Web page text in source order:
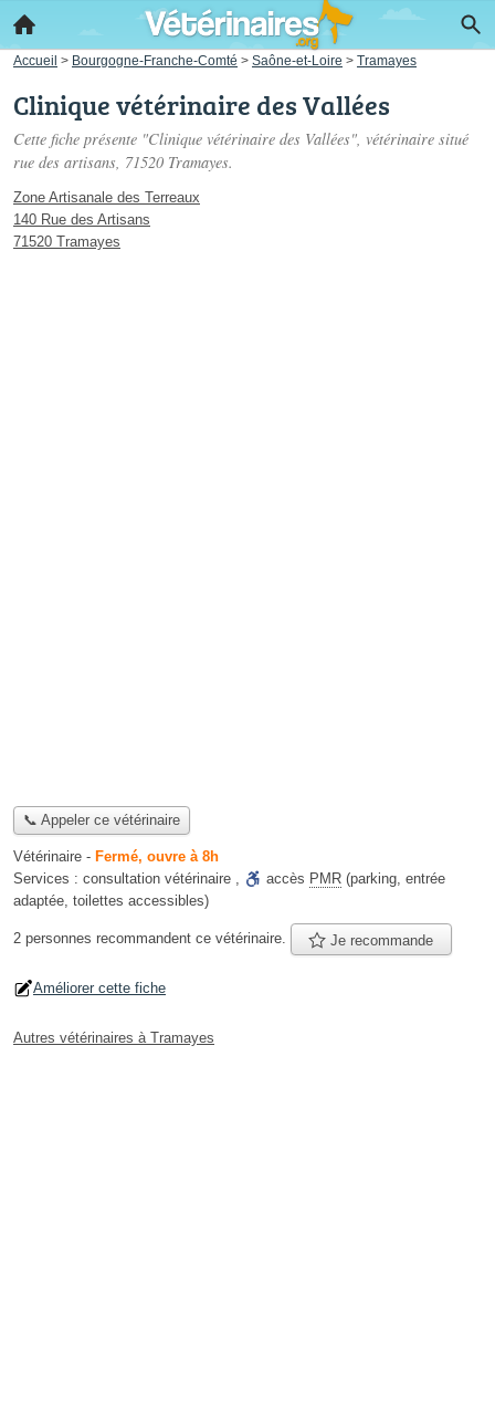
Accueil > Bourgogne-Franche-Comté > Saône-et-Loire > Tramayes
Clinique vétérinaire des Vallées
Cette fiche présente "Clinique vétérinaire des Vallées", vétérinaire situé
rue des artisans, 71520 Tramayes.
Zone Artisanale des Terreaux
140 Rue des Artisans
71520 Tramayes
📞 Appeler ce vétérinaire
Vétérinaire - Fermé, ouvre à 8h
Services : consultation vétérinaire , accès PMR (parking, entrée
adaptée, toilettes accessibles)
2 personnes recommandent ce vétérinaire. Je recommande
Améliorer cette fiche
Autres vétérinaires à Tramayes